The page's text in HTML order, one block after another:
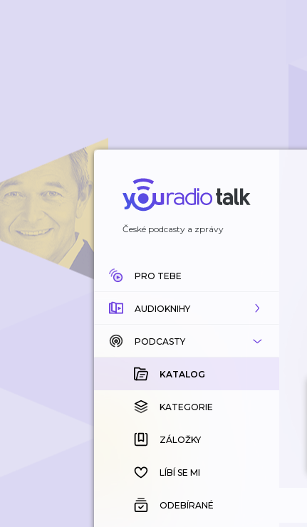
České podcasty a zprávy
PRO TEBE
AUDIOKNIHY
KATALOG
KOUPENÉ
KATEGORIE
ZÁLOŽKY
HISTORIE
PODCASTY
KATALOG
KATEGORIE
ZÁLOŽKY
LÍBÍ SE MI
ODEBÍRANÉ